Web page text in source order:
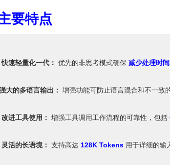
要特点
快速轻量化一代： 优先的非思考模式确保 减少处理时
大的多语言输出： 增强功能可防止语言混合和不一致
改进工具使用： 增强工具调用工作流程的可靠性，包括
灵活的长语境： 支持高达 128K Tokens 用于详细的输